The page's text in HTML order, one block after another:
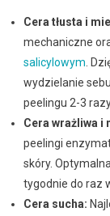
Cera tłusta i
mechaniczne
salicylowym .
wydzielanie
peelingu 2-3
Cera wrażliwa i
peelingi
skóry.
tygodnie do raz
Cera sucha: